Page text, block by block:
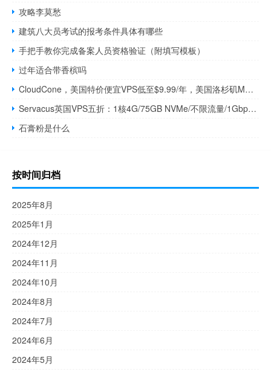
攻略李莫愁
建筑八大员考试的报考条件具体有哪些
手把手教你完成备案人员资格验证（附填写模板）
过年适合带香槟吗
CloudCone，美国特价便宜VPS低至$9.99/年，美国洛杉矶MC自营机房，闪购优惠促销/1Gbps带宽/免费自动快照自动备份
Servacus英国VPS五折：1核4G/75GB NVMe/不限流量/1Gbps/30英镑/年
石膏粉是什么
按时间归档
2025年8月
2025年1月
2024年12月
2024年11月
2024年10月
2024年8月
2024年7月
2024年6月
2024年5月